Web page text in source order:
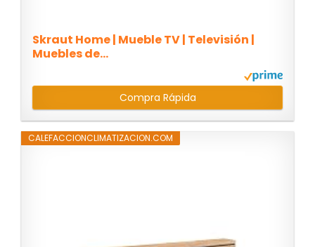
Skraut Home | Mueble TV | Televisión |
Muebles de...
Compra Rápida
CALEFACCIONCLIMATIZACION.COM